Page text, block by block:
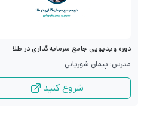
دوره ویدیویی جامع سرمایه‌گذاری در طلا
مدرس: پیمان شوریابی
شروع کنید